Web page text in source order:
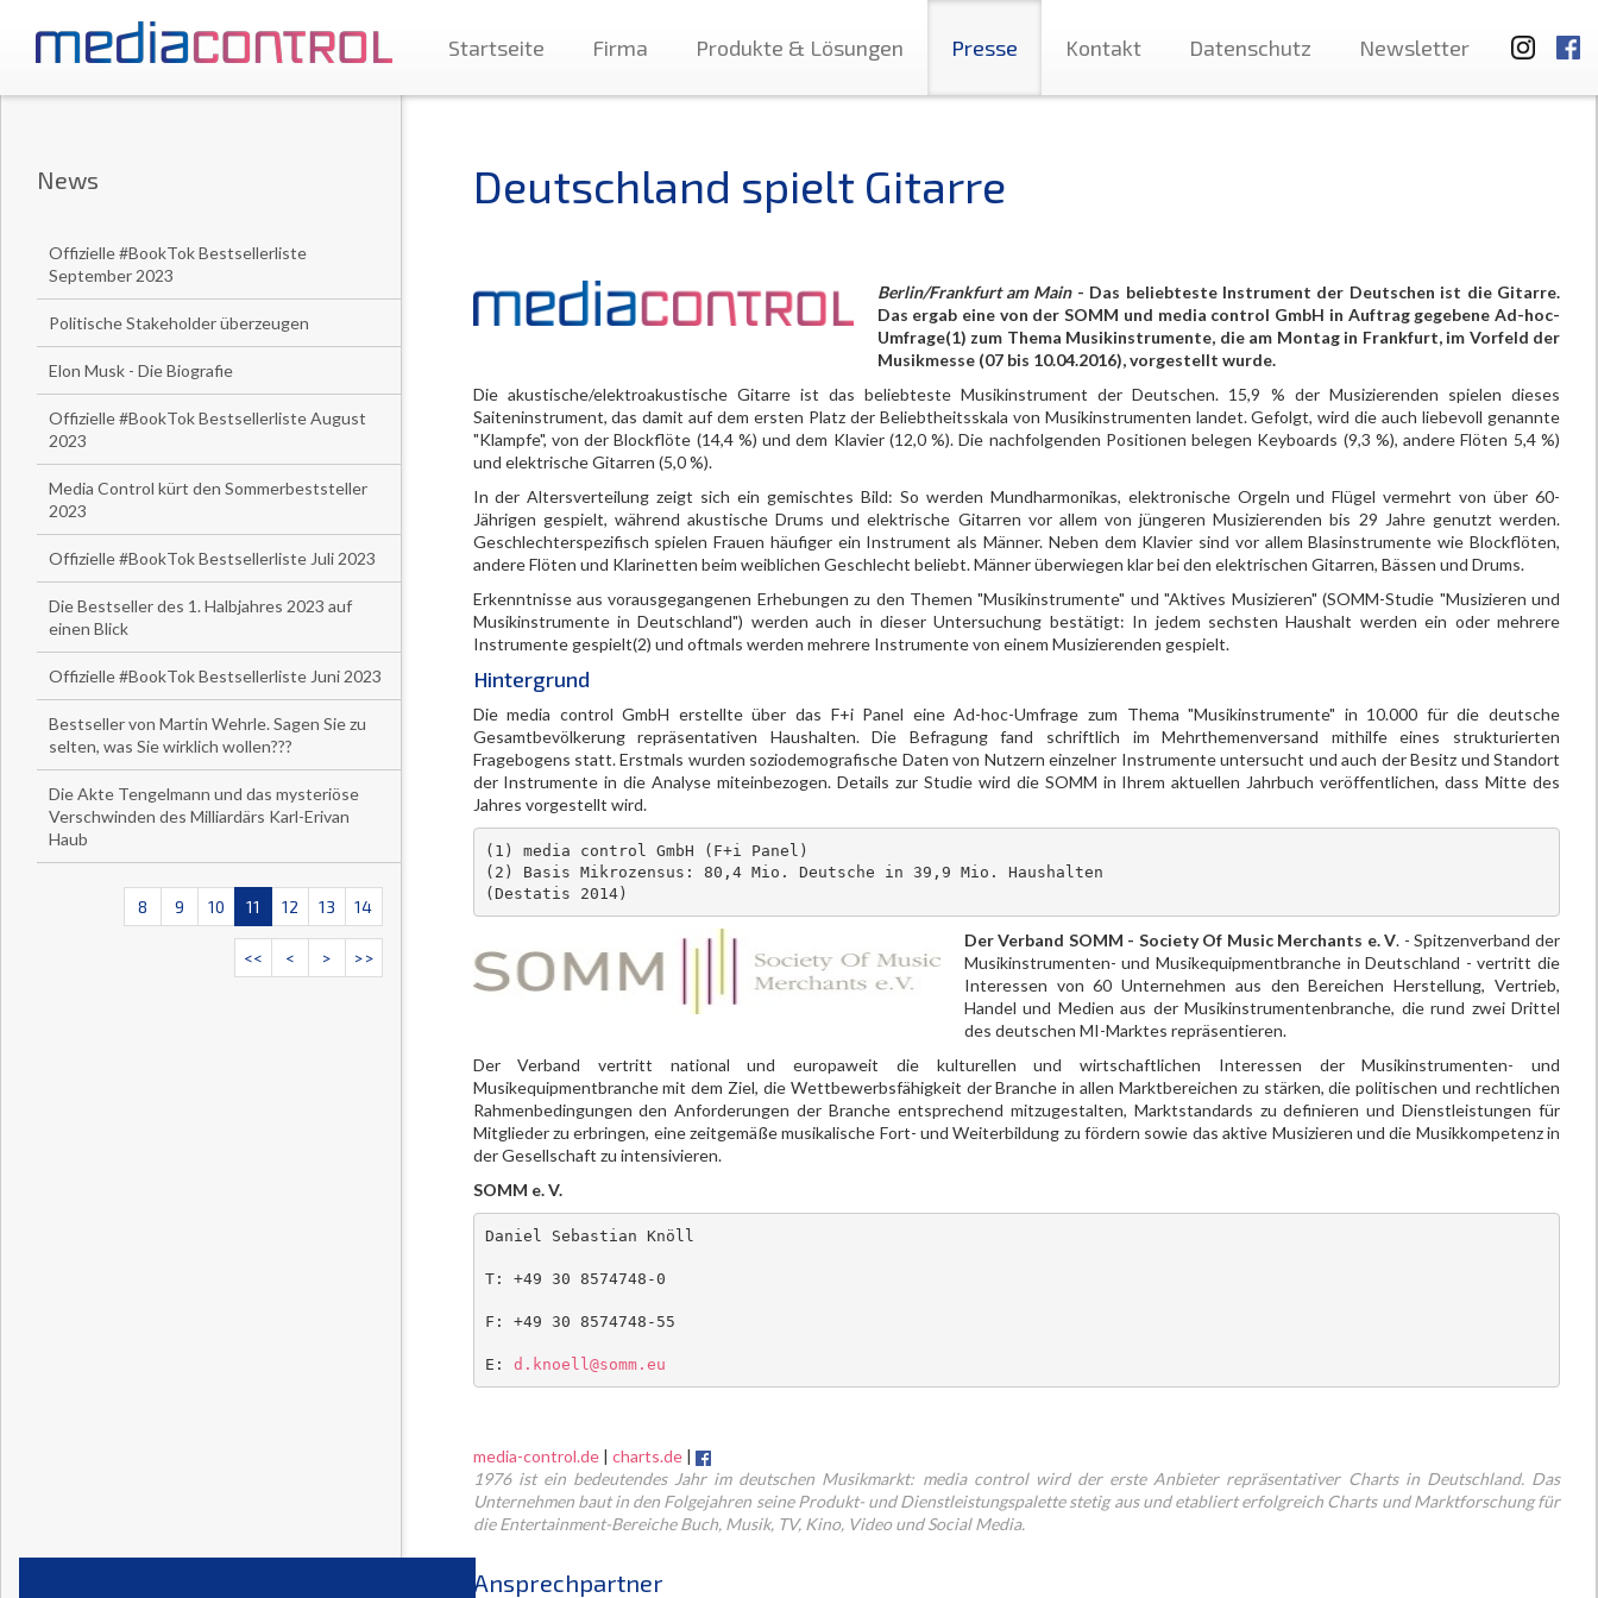
Startseite Firma Produkte & Lösungen Presse Kontakt Datenschutz Newsletter
News
Offizielle #BookTok Bestsellerliste
September 2023
Politische Stakeholder überzeugen
Elon Musk - Die Biografie
Offizielle #BookTok Bestsellerliste August
2023
Media Control kürt den Sommerbeststeller
2023
Offizielle #BookTok Bestsellerliste Juli 2023
Die Bestseller des 1. Halbjahres 2023 auf
einen Blick
Offizielle #BookTok Bestsellerliste Juni 2023
Bestseller von Martin Wehrle. Sagen Sie zu
selten, was Sie wirklich wollen???
Die Akte Tengelmann und das mysteriöse
Verschwinden des Milliardärs Karl-Erivan
Haub
8 9 10 11 12 13 14
<< < > >>
Deutschland spielt Gitarre
Berlin/Frankfurt am Main- Das beliebteste Instrument der Deutschen ist die Gitarre.
Das ergab eine von der SOMM und media control GmbH in Auftrag gegebene Ad-hoc-
Umfrage(1) zum Thema Musikinstrumente, die am Montag in Frankfurt, im Vorfeld der
Musikmesse (07 bis 10.04.2016), vorgestellt wurde.
Die akustische/elektroakustische Gitarre ist das beliebteste Musikinstrument der Deutschen. 15,9 % der Musizierenden spielen dieses
Saiteninstrument, das damit auf dem ersten Platz der Beliebtheitsskala von Musikinstrumenten landet. Gefolgt, wird die auch liebevoll genannte
"Klampfe", von der Blockflöte (14,4 %) und dem Klavier (12,0 %). Die nachfolgenden Positionen belegen Keyboards (9,3 %), andere Flöten 5,4 %)
und elektrische Gitarren (5,0 %).
In der Altersverteilung zeigt sich ein gemischtes Bild: So werden Mundharmonikas, elektronische Orgeln und Flügel vermehrt von über 60-
Jährigen gespielt, während akustische Drums und elektrische Gitarren vor allem von jüngeren Musizierenden bis 29 Jahre genutzt werden.
Geschlechterspezifisch spielen Frauen häufiger ein Instrument als Männer. Neben dem Klavier sind vor allem Blasinstrumente wie Blockflöten,
andere Flöten und Klarinetten beim weiblichen Geschlecht beliebt. Männer überwiegen klar bei den elektrischen Gitarren, Bässen und Drums.
Erkenntnisse aus vorausgegangenen Erhebungen zu den Themen "Musikinstrumente" und "Aktives Musizieren" (SOMM-Studie "Musizieren und
Musikinstrumente in Deutschland") werden auch in dieser Untersuchung bestätigt: In jedem sechsten Haushalt werden ein oder mehrere
Instrumente gespielt(2) und oftmals werden mehrere Instrumente von einem Musizierenden gespielt.
Hintergrund
Die media control GmbH erstellte über das F+i Panel eine Ad-hoc-Umfrage zum Thema "Musikinstrumente" in 10.000 für die deutsche
Gesamtbevölkerung repräsentativen Haushalten. Die Befragung fand schriftlich im Mehrthemenversand mithilfe eines strukturierten
Fragebogens statt. Erstmals wurden soziodemografische Daten von Nutzern einzelner Instrumente untersucht und auch der Besitz und Standort
der Instrumente in die Analyse miteinbezogen. Details zur Studie wird die SOMM in Ihrem aktuellen Jahrbuch veröffentlichen, dass Mitte des
Jahres vorgestellt wird.
(1) media control GmbH (F+i Panel)
(2) Basis Mikrozensus: 80,4 Mio. Deutsche in 39,9 Mio. Haushalten
(Destatis 2014)
Der Verband SOMM - Society Of Music Merchants e. V. - Spitzenverband der
Musikinstrumenten- und Musikequipmentbranche in Deutschland - vertritt die
Interessen von 60 Unternehmen aus den Bereichen Herstellung, Vertrieb,
Handel und Medien aus der Musikinstrumentenbranche, die rund zwei Drittel
des deutschen MI-Marktes repräsentieren.
Der Verband vertritt national und europaweit die kulturellen und wirtschaftlichen Interessen der Musikinstrumenten- und
Musikequipmentbranche mit dem Ziel, die Wettbewerbsfähigkeit der Branche in allen Marktbereichen zu stärken, die politischen und rechtlichen
Rahmenbedingungen den Anforderungen der Branche entsprechend mitzugestalten, Marktstandards zu definieren und Dienstleistungen für
Mitglieder zu erbringen, eine zeitgemäße musikalische Fort- und Weiterbildung zu fördern sowie das aktive Musizieren und die Musikkompetenz in
der Gesellschaft zu intensivieren.
SOMM e. V.
Daniel Sebastian Knöll
T: +49 30 8574748-0
F: +49 30 8574748-55
E: d.knoell@somm.eu
media-control.de| charts.de|
1976 ist ein bedeutendes Jahr im deutschen Musikmarkt: media control wird der erste Anbieter repräsentativer Charts in Deutschland. Das
Unternehmen baut in den Folgejahren seine Produkt- und Dienstleistungspalette stetig aus und etabliert erfolgreich Charts und Marktforschung für
die Entertainment-Bereiche Buch, Musik, TV, Kino, Video und Social Media.
Ansprechpartner